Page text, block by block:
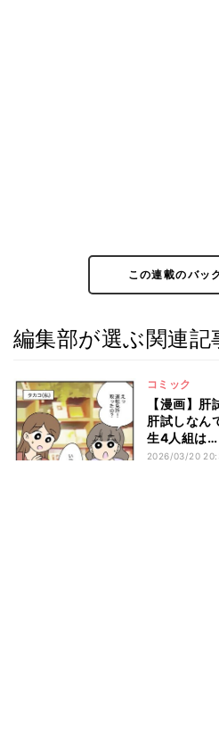
この連載のバッ
編集部が選ぶ関連記
コミック
【漫画】
肝試しなん
生4人組は…
2026/03/20